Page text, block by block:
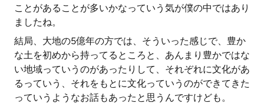
ことがあることが多いかなっていう気が僕の中ではあり
ましたね。
結局、大地の5億年の方では、そういった感じで、豊か
な土を初めから持ってるところと、あんまり豊かではな
い地域っていうのがあったりして、それぞれに文化があ
るっていう、それをもとに文化っていうのができてきた
っていうようなお話もあったと思うんですけども。